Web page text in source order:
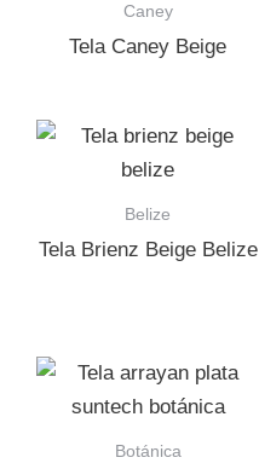
Caney
Tela Caney Beige
Belize
Tela Brienz Beige Belize
Botánica